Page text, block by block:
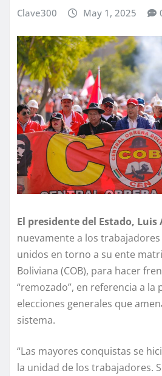
Clave300 May 1, 2025
El presidente del Estado, Luis
nuevamente a los
unidos en torno a su ente
Boliviana (COB), para hacer
“remozado”, en referencia a la
elecciones generales que
sistema.
“Las mayores conquistas se
la unidad de los trabajadores.